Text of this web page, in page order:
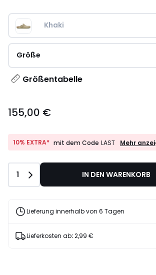
Khaki
Größe
Größentabelle
€.
155,00 €
10% EXTRA* mit dem Code LAST
10%
Code
LAST
Mehr
Anzahl
1 IN DEN WARENKORB
Lieferung innerhalb von 6 Tagen
Lieferkosten ab:2,99 €